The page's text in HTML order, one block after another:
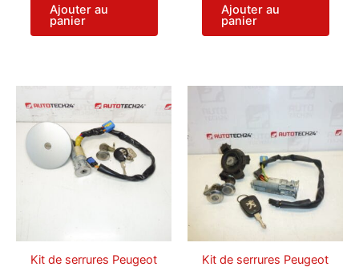
Ajouter au
panier
Ajouter au
panier
Kit de serrures Peugeot
Kit de serrures Peugeot